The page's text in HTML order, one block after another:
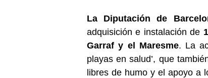
La Diputación de
adquisición e instalación de
Garraf y el Maresme. La
playas en salud’, que
libres de humo y el apoyo a